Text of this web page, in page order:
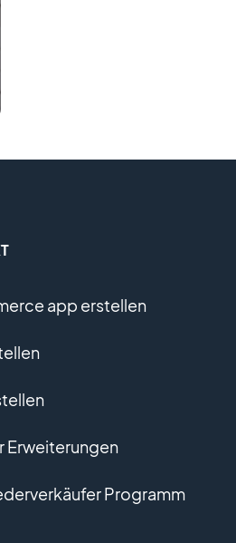
app erstellen
Erweiterungen
Programm